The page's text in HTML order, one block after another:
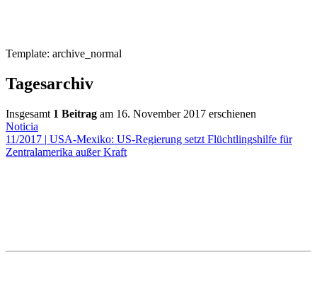
Template: archive_normal
Tagesarchiv
Insgesamt 1 Beitrag am 16. November 2017 erschienen
Noticia
11/2017 | USA-Mexiko: US-Regierung setzt Flüchtlingshilfe für
Zentralamerika außer Kraft